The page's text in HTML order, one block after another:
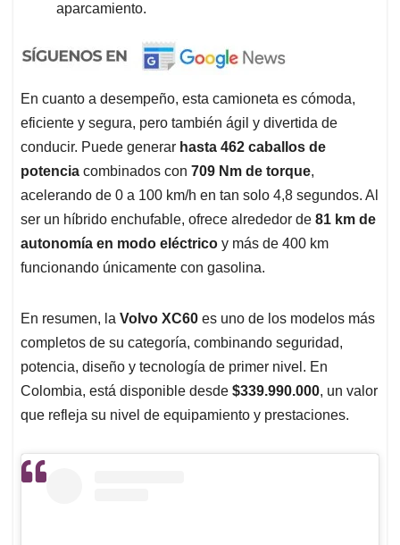
aparcamiento.
En cuanto a desempeño, esta camioneta es cómoda,
eficiente y segura, pero también ágil y divertida de
conducir. Puede generar hasta 462 caballos de
potencia combinados con 709 Nm de torque,
acelerando de 0 a 100 km/h en tan solo 4,8 segundos. Al
ser un híbrido enchufable, ofrece alrededor de 81 km de
autonomía en modo eléctrico y más de 400 km
funcionando únicamente con gasolina.
En resumen, la Volvo XC60 es uno de los modelos más
completos de su categoría, combinando seguridad,
potencia, diseño y tecnología de primer nivel. En
Colombia, está disponible desde $339.990.000, un valor
que refleja su nivel de equipamiento y prestaciones.